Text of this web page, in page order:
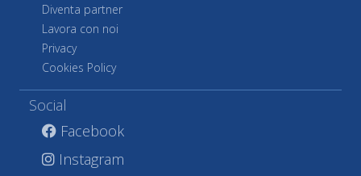
Diventa partner
Lavora con noi
Privacy
Cookies Policy
Social
Facebook
Instagram